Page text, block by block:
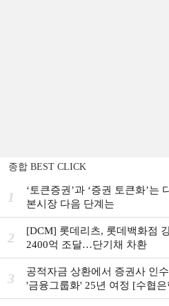
종합 BEST CLICK
1
‘토큰증권’과 ‘증권 토큰화’
본시장 다음 단계는
2
[DCM] 롯데리츠, 롯데백화점
2400억 조달…단기채 차환
3
공적자금 상환에서 증권사 인
'금융그룹화' 25년 여정 [수협
①]